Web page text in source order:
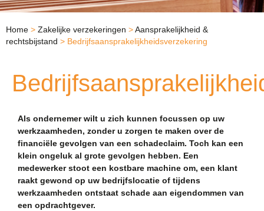
Home > Zakelijke verzekeringen > Aansprakelijkheid &
rechtsbijstand > Bedrijfsaansprakelijkheidsverzekering
Als ondernemer wilt u zich kunnen focussen op uw
werkzaamheden, zonder u zorgen te maken over de
financiële gevolgen van een schadeclaim. Toch kan een
klein ongeluk al grote gevolgen hebben. Een
medewerker stoot een kostbare machine om, een klant
raakt gewond op uw bedrijfslocatie of tijdens
werkzaamheden ontstaat schade aan eigendommen van
een opdrachtgever.